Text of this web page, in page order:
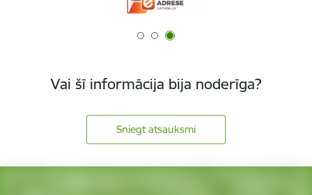
Vai šī informācija bija noderīga?
Sniegt atsauksmi